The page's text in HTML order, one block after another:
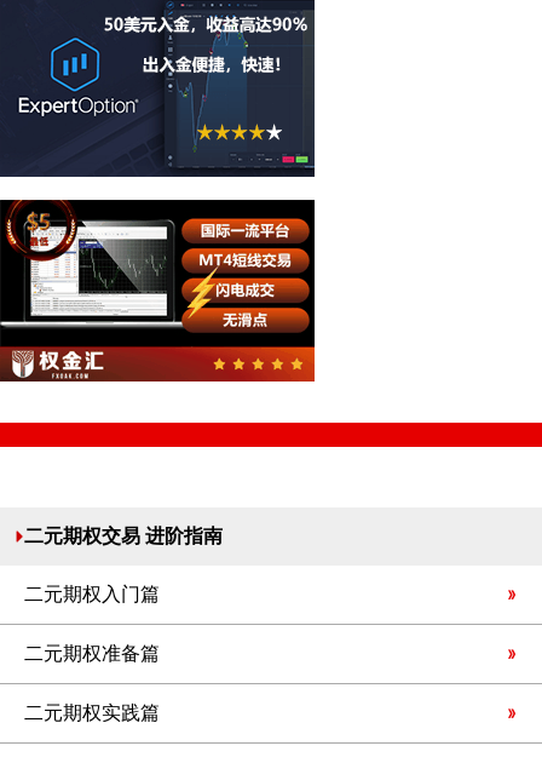
二元期权交易 进阶指南
二元期权入门篇
二元期权准备篇
二元期权实践篇